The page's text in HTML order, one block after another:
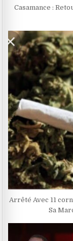
Casamance :
Arrêté Avec 11
Sa